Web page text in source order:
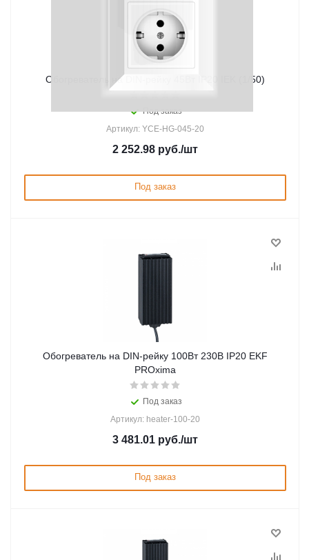
Обогреватель на DIN-рейку 45Вт IP20 IEK (1/50)
Под заказ
Артикул: YCE-HG-045-20
2 252.98 руб./шт
Под заказ
Обогреватель на DIN-рейку 100Вт 230В IP20 EKF
PROxima
Под заказ
Артикул: heater-100-20
3 481.01 руб./шт
Под заказ